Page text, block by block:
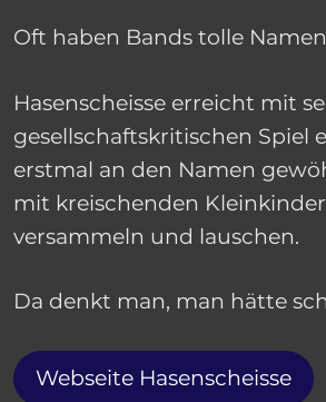
Oft haben Bands tolle
Hasenscheisse erreicht mit
gesellschaftskritischen Spiel
erstmal an den Namen
mit kreischenden
versammeln und lauschen.
Da denkt man, man hätte
Webseite Hasenscheisse